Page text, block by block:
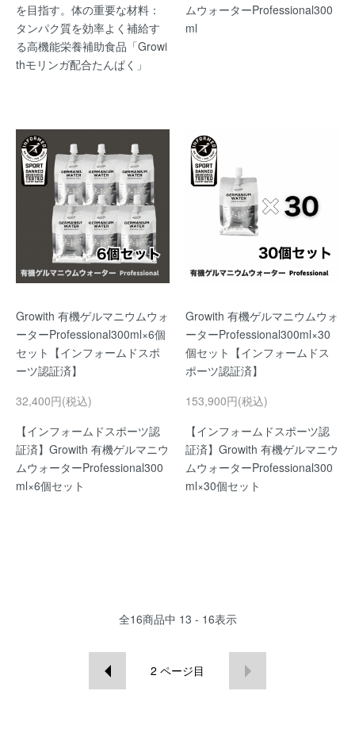
を目指す。体の重要な材料：
タンパク質を効率よく補給す
る高機能栄養補助食品「Growi
thモリンガ配合たんぱく」
ムウォーターProfessional300
ml
Growith 有機ゲルマニウムウォ
ーターProfessional300ml×6個
セット【インフォームドスポ
ーツ認証済】
32,400円(税込)
【インフォームドスポーツ認
証済】Growith 有機ゲルマニウ
ムウォーターProfessional300
ml×6個セット
Growith 有機ゲルマニウムウォ
ーターProfessional300ml×30
個セット【インフォームドス
ポーツ認証済】
153,900円(税込)
【インフォームドスポーツ認
証済】Growith 有機ゲルマニウ
ムウォーターProfessional300
ml×30個セット
全16商品中 13 - 16表示
2 ページ目